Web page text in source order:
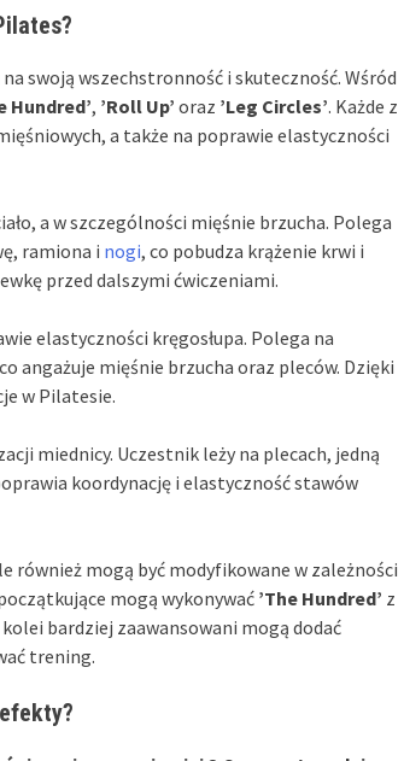
swoją wszechstronność i skuteczność. Wśród
Hundred’, ’Roll Up’ oraz ’Leg Circles’. Każde z
a także na poprawie elastyczności
a w szczególności mięśnie brzucha. Polega
ramiona i nogi, co pobudza krążenie krwi i
przed dalszymi ćwiczeniami.
elastyczności kręgosłupa. Polega na
angażuje mięśnie brzucha oraz pleców. Dzięki
w Pilatesie.
miednicy. Uczestnik leży na plecach, jedną
koordynację i elastyczność stawów
również mogą być modyfikowane w zależności
mogą wykonywać ’The Hundred’ z
bardziej zaawansowani mogą dodać
trening.